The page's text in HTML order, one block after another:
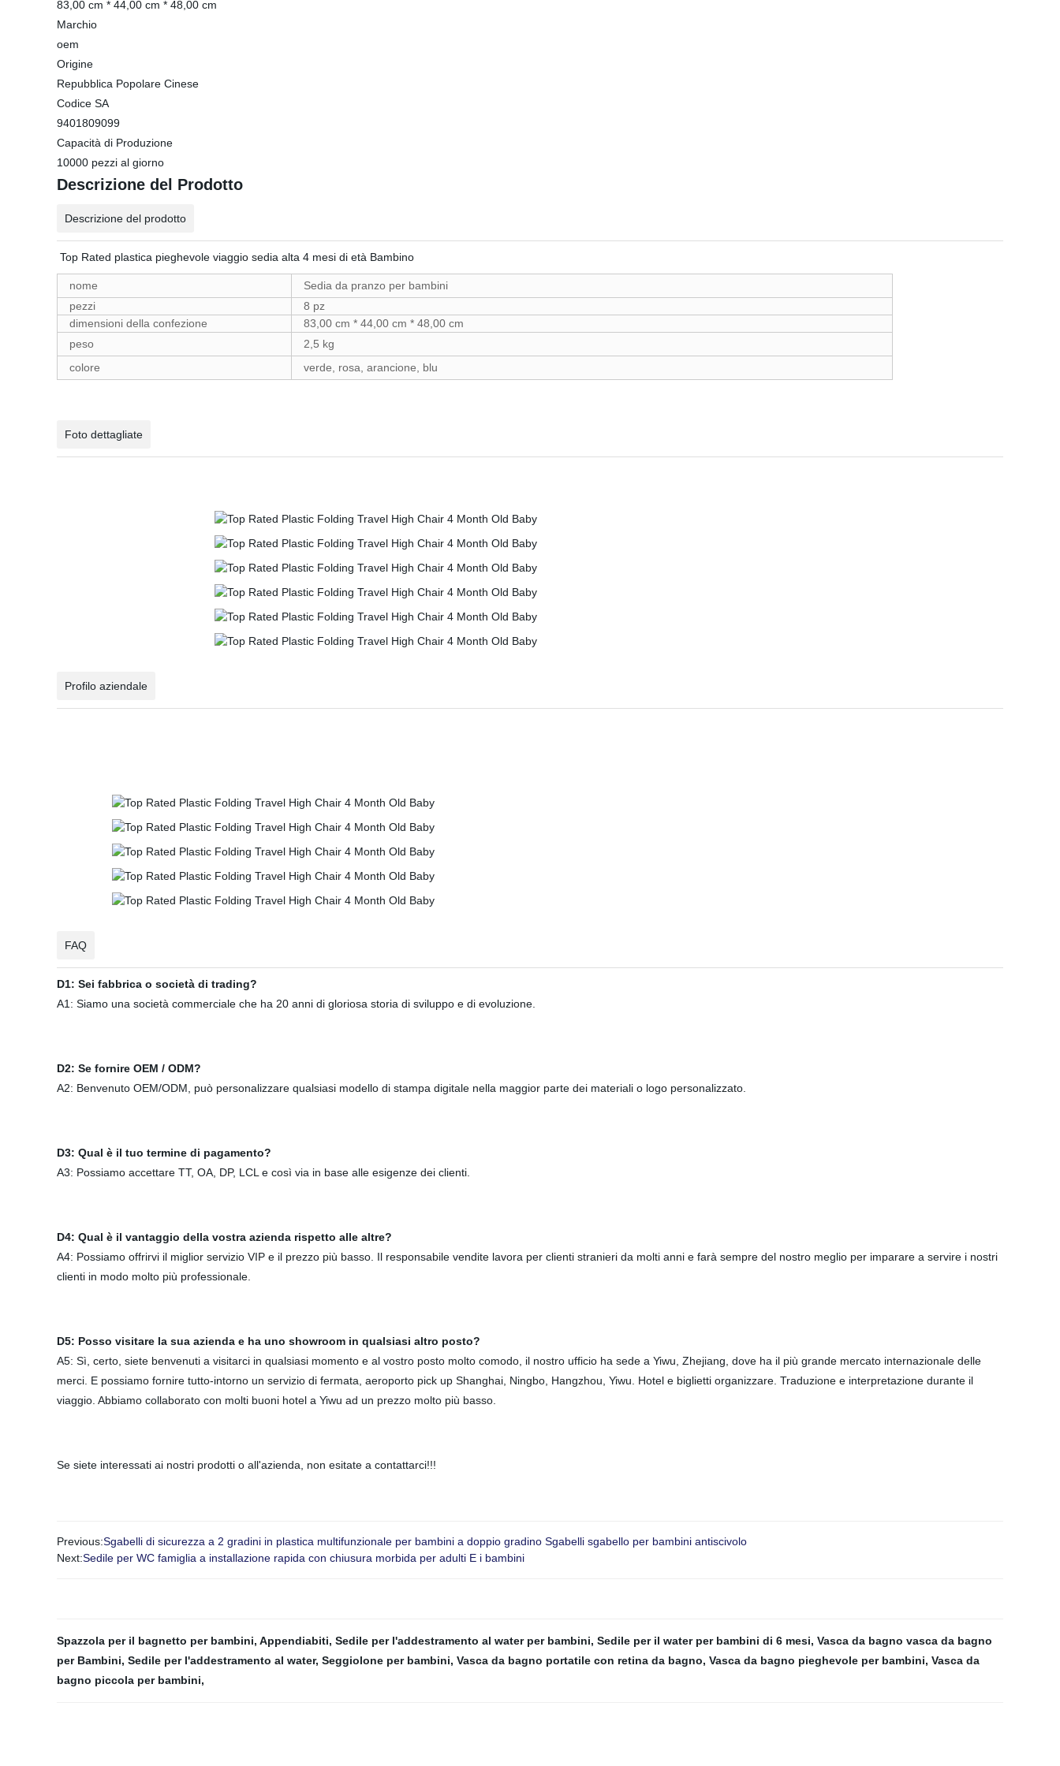
83,00 cm * 44,00 cm * 48,00 cm
Marchio
oem
Origine
Repubblica Popolare Cinese
Codice SA
9401809099
Capacità di Produzione
10000 pezzi al giorno
Descrizione del Prodotto
Descrizione del prodotto
Top Rated plastica pieghevole viaggio sedia alta 4 mesi di età Bambino
nome
Sedia da pranzo per bambini
pezzi
8 pz
dimensioni della confezione
83,00 cm * 44,00 cm * 48,00 cm
peso
2,5 kg
colore
verde, rosa, arancione, blu
Foto dettagliate
Profilo aziendale
FAQ
D1: Sei fabbrica o società di trading?
A1: Siamo una società commerciale che ha 20 anni di gloriosa storia di sviluppo e di evoluzione.
D2: Se fornire OEM / ODM?
A2: Benvenuto OEM/ODM, può personalizzare qualsiasi modello di stampa digitale nella maggior parte dei materiali o logo personalizzato.
D3: Qual è il tuo termine di pagamento?
A3: Possiamo accettare TT, OA, DP, LCL e così via in base alle esigenze dei clienti.
D4: Qual è il vantaggio della vostra azienda rispetto alle altre?
A4: Possiamo offrirvi il miglior servizio VIP e il prezzo più basso. Il responsabile vendite lavora per clienti stranieri da molti anni e farà sempre del nostro meglio per imparare a servire i nostri
clienti in modo molto più professionale.
D5: Posso visitare la sua azienda e ha uno showroom in qualsiasi altro posto?
A5: Sì, certo, siete benvenuti a visitarci in qualsiasi momento e al vostro posto molto comodo, il nostro ufficio ha sede a Yiwu, Zhejiang, dove ha il più grande mercato internazionale delle
merci. E possiamo fornire tutto-intorno un servizio di fermata, aeroporto pick up Shanghai, Ningbo, Hangzhou, Yiwu. Hotel e biglietti organizzare. Traduzione e interpretazione durante il
viaggio. Abbiamo collaborato con molti buoni hotel a Yiwu ad un prezzo molto più basso.
Se siete interessati ai nostri prodotti o all'azienda, non esitate a contattarci!!!
Previous:Sgabelli di sicurezza a 2 gradini in plastica multifunzionale per bambini a doppio gradino Sgabelli sgabello per bambini antiscivolo
Next:Sedile per WC famiglia a installazione rapida con chiusura morbida per adulti E i bambini
Spazzola per il bagnetto per bambini, Appendiabiti, Sedile per l'addestramento al water per bambini, Sedile per il water per bambini di 6 mesi, Vasca da bagno vasca da bagno
per Bambini, Sedile per l'addestramento al water, Seggiolone per bambini, Vasca da bagno portatile con retina da bagno, Vasca da bagno pieghevole per bambini, Vasca da
bagno piccola per bambini,